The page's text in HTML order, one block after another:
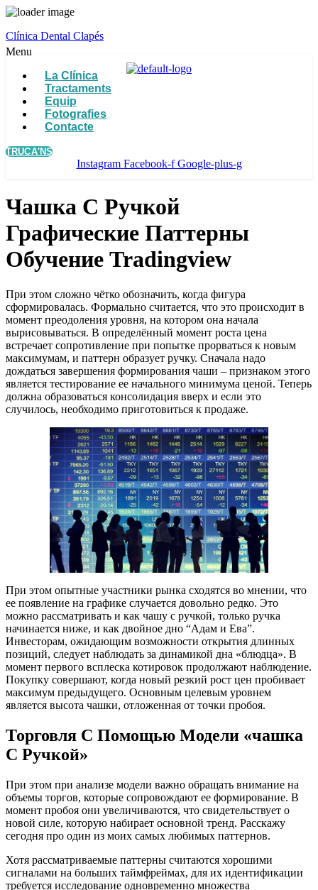
Clínica Dental Clapés
Menu
La Clínica
Tractaments
Equip
Fotografies
Contacte
TRUCA'NS
Instagram Facebook-f Google-plus-g
Чашка С Ручкой
Графические Паттерны
Обучение Tradingview
При этом сложно чётко обозначить, когда фигура
сформировалась. Формально считается, что это происходит в
момент преодоления уровня, на котором она начала
вырисовываться. В определённый момент роста цена
встречает сопротивление при попытке прорваться к новым
максимумам, и паттерн образует ручку. Сначала надо
дождаться завершения формирования чаши – признаком этого
является тестирование ее начального минимума ценой. Теперь
должна образоваться консолидация вверх и если это
случилось, необходимо приготовиться к продаже.
При этом опытные участники рынка сходятся во мнении, что
ее появление на графике случается довольно редко. Это
можно рассматривать и как чашу с ручкой, только ручка
начинается ниже, и как двойное дно “Адам и Ева”.
Инвесторам, ожидающим возможности открытия длинных
позиций, следует наблюдать за динамикой дна «блюдца». В
момент первого всплеска котировок продолжают наблюдение.
Покупку совершают, когда новый резкий рост цен пробивает
максимум предыдущего. Основным целевым уровнем
является высота чашки, отложенная от точки пробоя.
Торговля С Помощью Модели «чашка
С Ручкой»
При этом при анализе модели важно обращать внимание на
объемы торгов, которые сопровождают ее формирование. В
момент пробоя они увеличиваются, что свидетельствует о
новой силе, которую набирает основной тренд. Расскажу
сегодня про один из моих самых любимых паттернов.
Хотя рассматриваемые паттерны считаются хорошими
сигналами на больших таймфреймах, для их идентификации
требуется исследование одновременно множества